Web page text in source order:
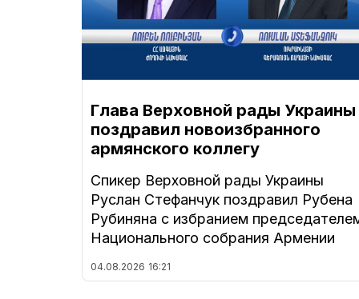
Глава Верховной рады Украины
поздравил новоизбранного
армянского коллегу
Спикер Верховной рады Украины
Руслан Стефанчук поздравил Рубена
Рубиняна с избранием
Национального собрания Армении
04.08.2026 16:21